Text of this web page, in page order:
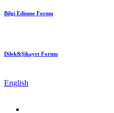
Bilgi Edinme Formu
Dilek&Şikayet Formu
English